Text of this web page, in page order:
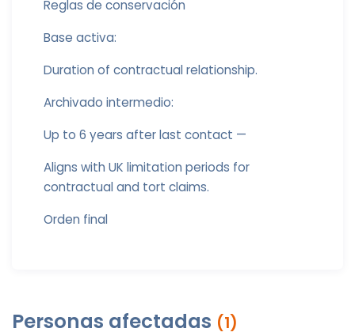
Reglas de conservación
Base activa:
Duration of contractual relationship.
Archivado intermedio:
Up to 6 years after last contact —
Aligns with UK limitation periods for
contractual and tort claims.
Orden final
Personas afectadas (1)